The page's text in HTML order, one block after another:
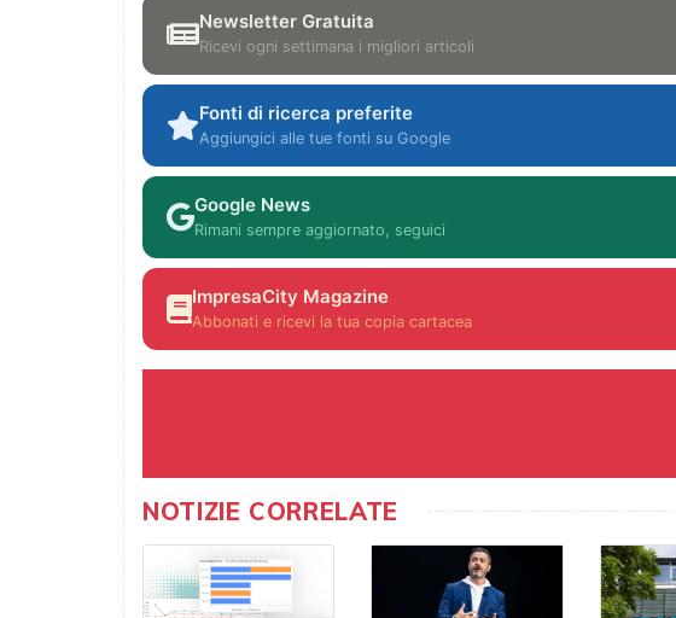
Newsletter Gratuita
Ricevi ogni settimana i migliori articoli
Fonti di ricerca preferite
Aggiungici alle tue fonti su Google
Google News
Rimani sempre aggiornato, seguici
ImpresaCity Magazine
Abbonati e ricevi la tua copia cartacea
NOTIZIE CORRELATE